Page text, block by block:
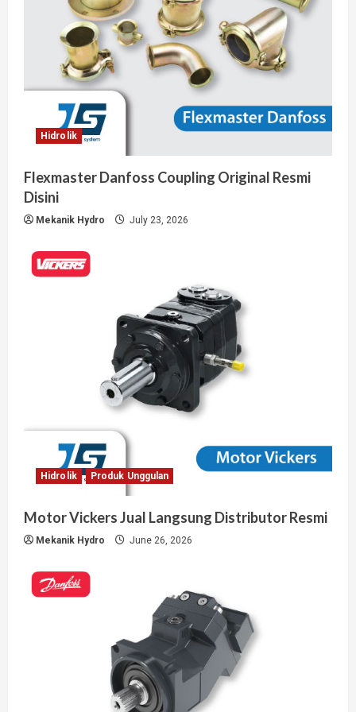
Hidrolik
Flexmaster Danfoss Coupling Original Resmi
Disini
Mekanik Hydro July 23, 2026
Hidrolik Produk Unggulan
Motor Vickers Jual Langsung Distributor Resmi
Mekanik Hydro June 26, 2026